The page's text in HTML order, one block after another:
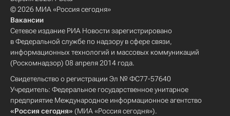
© 2026 МИА «Россия сегодня»
Вакансии
Сетевое издание РИА Новости зарегистрировано
в Федеральной службе по надзору в сфере связи,
информационных технологий и массовых коммуникаций
(Роскомнадзор) 08 апреля 2014 года.
Свидетельство о регистрации Эл № ФС77-57640
Учредитель: Федеральное государственное унитарное
предприятие Международное информационное агентство
«Россия сегодня» (МИА «Россия сегодня»).